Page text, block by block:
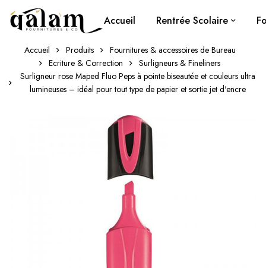
Accueil Rentrée Scolaire
Accueil Produits
Fournitures & accessoires de Bureau
Ecriture & Correction
Surligneurs & Fineliners
Surligneur rose Maped Fluo Peps à pointe biseautée et couleurs ultra
lumineuses – idéal pour tout type de papier et sortie jet d'encre